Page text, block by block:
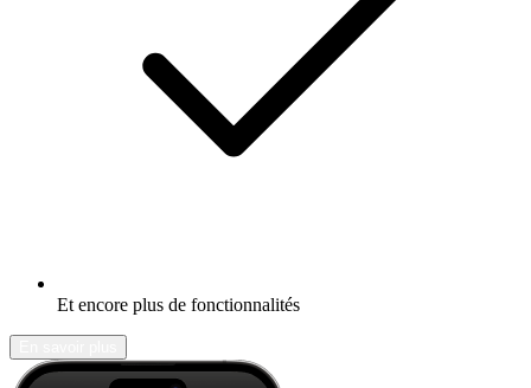
Et encore plus de fonctionnalités